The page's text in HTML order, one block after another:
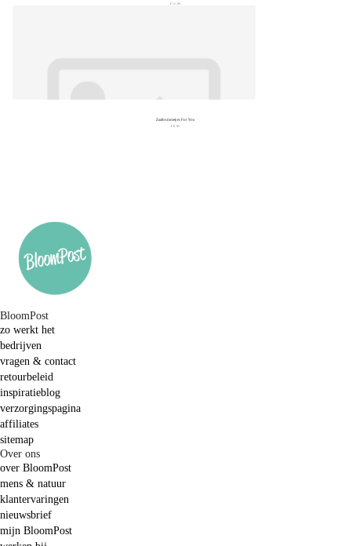
€ 13,99
Zaaibommetjes For You
€ 8,99
BloomPost
zo werkt het
bedrijven
vragen & contact
retourbeleid
inspiratieblog
verzorgingspagina
affiliates
sitemap
Over ons
over BloomPost
mens & natuur
klantervaringen
nieuwsbrief
mijn BloomPost